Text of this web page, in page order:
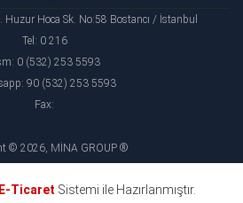
Huzur Hoca Sk. No:58 Bostancı / İstanbul
Tel: 0 216
0 (532) 253 5593
90 (532) 253 5593
Fax:
© 2026, MİNA GROUP ®
E-Ticaret Sistemi ile Hazırlanmıştır.